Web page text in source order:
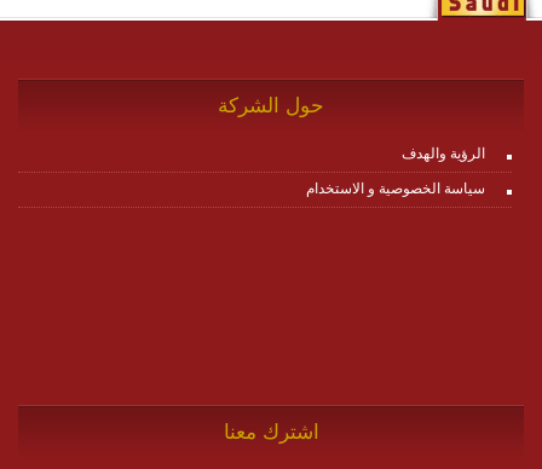
حول الشركة
الرؤية والهدف
سياسة الخصوصية و الاستخدام
اشترك معنا